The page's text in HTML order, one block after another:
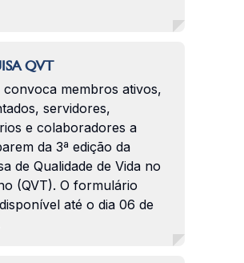
QVT
convoca membros ativos,
servidores,
e colaboradores a
da 3ª edição da
de Qualidade de Vida no
(QVT). O formulário
até o dia 06 de